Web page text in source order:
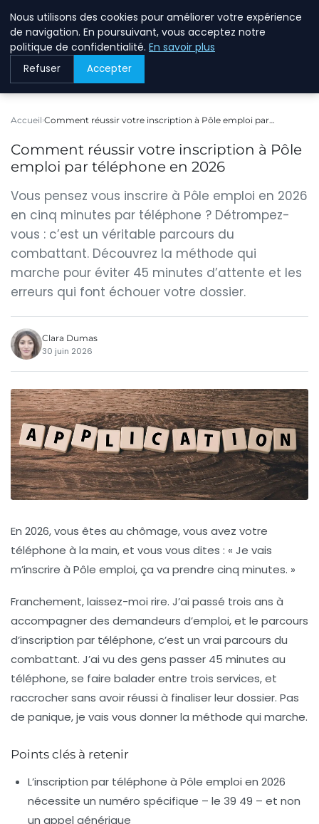
BREIGHAWAY
Accueil Comment réussir votre inscription à Pôle emploi par…
Comment réussir votre inscription à Pôle
emploi par téléphone en 2026
Vous pensez vous inscrire à Pôle emploi en 2026
en cinq minutes par téléphone ? Détrompez-
vous : c’est un véritable parcours du
combattant. Découvrez la méthode qui
marche pour éviter 45 minutes d’attente et les
erreurs qui font échouer votre dossier.
Clara Dumas
30 juin 2026
En 2026, vous êtes au chômage, vous avez votre
téléphone à la main, et vous vous dites : « Je vais
m’inscrire à Pôle emploi, ça va prendre cinq minutes. »
Franchement, laissez-moi rire. J’ai passé trois ans à
accompagner des demandeurs d’emploi, et le parcours
d’inscription par téléphone, c’est un vrai parcours du
combattant. J’ai vu des gens passer 45 minutes au
téléphone, se faire balader entre trois services, et
raccrocher sans avoir réussi à finaliser leur dossier. Pas
de panique, je vais vous donner la méthode qui marche.
Points clés à retenir
L’inscription par téléphone à Pôle emploi en 2026
nécessite un numéro spécifique – le 39 49 – et non
un appel générique
Nous utilisons des cookies pour améliorer votre expérience
de navigation. En poursuivant, vous acceptez notre
politique de confidentialité. En savoir plus
Refuser Accepter